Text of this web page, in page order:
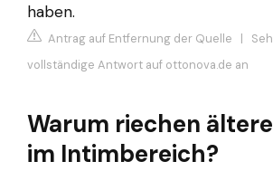
haben.
Antrag auf Entfernung der Quelle |
vollständige Antwort auf ottonova.de an
Warum riechen
im Intimbereich?